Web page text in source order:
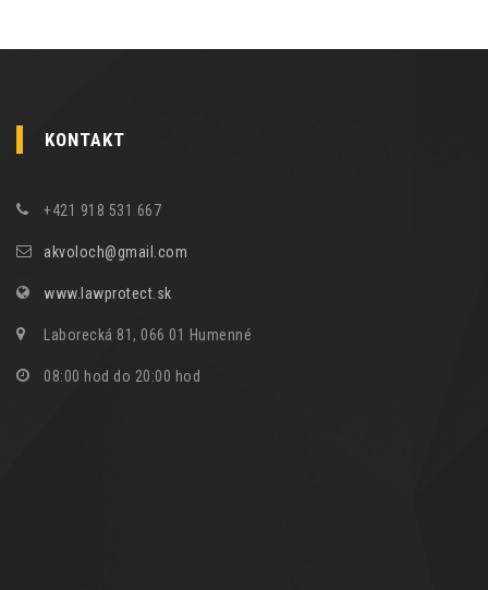
KONTAKT
+421 918 531 667
akvoloch@gmail.com
www.lawprotect.sk
Laborecká 81, 066 01 Humenné
08:00 hod do 20:00 hod